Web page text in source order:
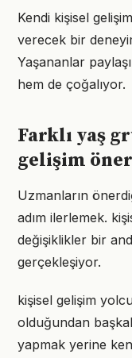
Kendi kişisel
verecek bir
Yaşananlar
hem de çoğalıyor.
Farklı yaş
gelişim
Uzmanların
adım ilerlemek.
değişiklikler bir
gerçekleşiyor.
kişisel gelişim
olduğundan
yapmak yerine